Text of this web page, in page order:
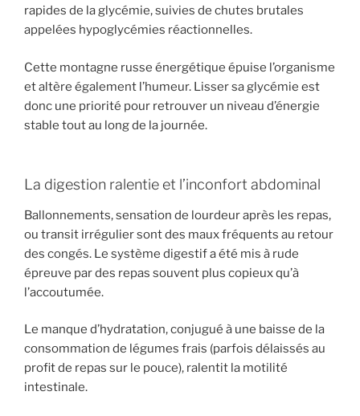
rapides de la glycémie, suivies de chutes brutales
appelées hypoglycémies réactionnelles.
Cette montagne russe énergétique épuise l’organisme
et altère également l’humeur. Lisser sa glycémie est
donc une priorité pour retrouver un niveau d’énergie
stable tout au long de la journée.
La digestion ralentie et l’inconfort abdominal
Ballonnements, sensation de lourdeur après les repas,
ou transit irrégulier sont des maux fréquents au retour
des congés. Le système digestif a été mis à rude
épreuve par des repas souvent plus copieux qu’à
l’accoutumée.
Le manque d’hydratation, conjugué à une baisse de la
consommation de légumes frais (parfois délaissés au
profit de repas sur le pouce), ralentit la motilité
intestinale.